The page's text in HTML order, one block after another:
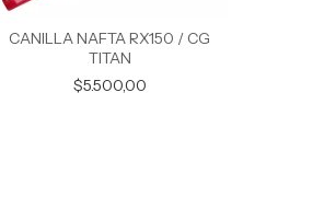
CANILLA NAFTA RX150 / CG
TITAN
$5.500,00